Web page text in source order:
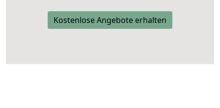
Kostenlose Angebote erhalten